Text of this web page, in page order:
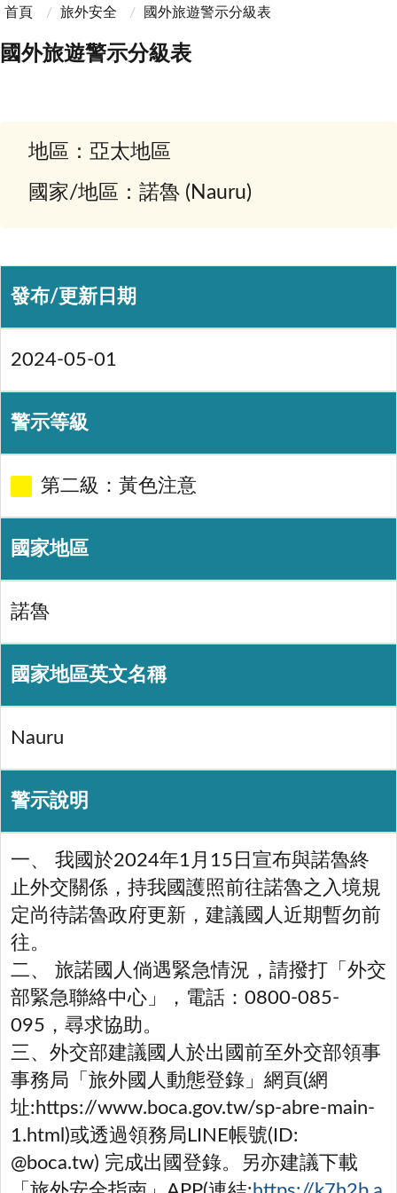
首頁 旅外安全 國外旅遊警示分級表
國外旅遊警示分級表
地區：亞太地區
國家/地區：諾魯 (Nauru)
發布/更新日期
2024-05-01
警示等級
第二級：黃色注意
國家地區
諾魯
國家地區英文名稱
Nauru
警示說明
一、 我國於2024年1月15日宣布與諾魯終
止外交關係，持我國護照前往諾魯之入境規
定尚待諾魯政府更新，建議國人近期暫勿前
往。
二、 旅諾國人倘遇緊急情況，請撥打「外交
部緊急聯絡中心」，電話：0800-085-
095，尋求協助。
三、外交部建議國人於出國前至外交部領事
事務局「旅外國人動態登錄」網頁(網
址:https://www.boca.gov.tw/sp-abre-main-
1.html)或透過領務局LINE帳號(ID:
@boca.tw) 完成出國登錄。另亦建議下載